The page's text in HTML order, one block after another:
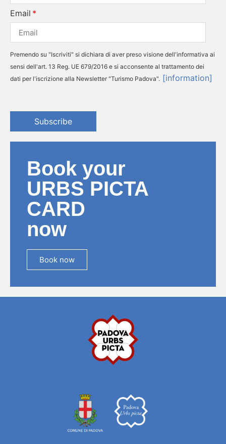
Email
Premendo su "Iscriviti" si dichiara di aver preso visione dell'informativa ai
sensi dell'art. 13 Reg. UE 679/2016 e si acconsente al trattamento dei
dati per l'iscrizione alla Newsletter "Turismo Padova". [information]
Subscribe
Book your
URBS PICTA
CARD
now
Book now